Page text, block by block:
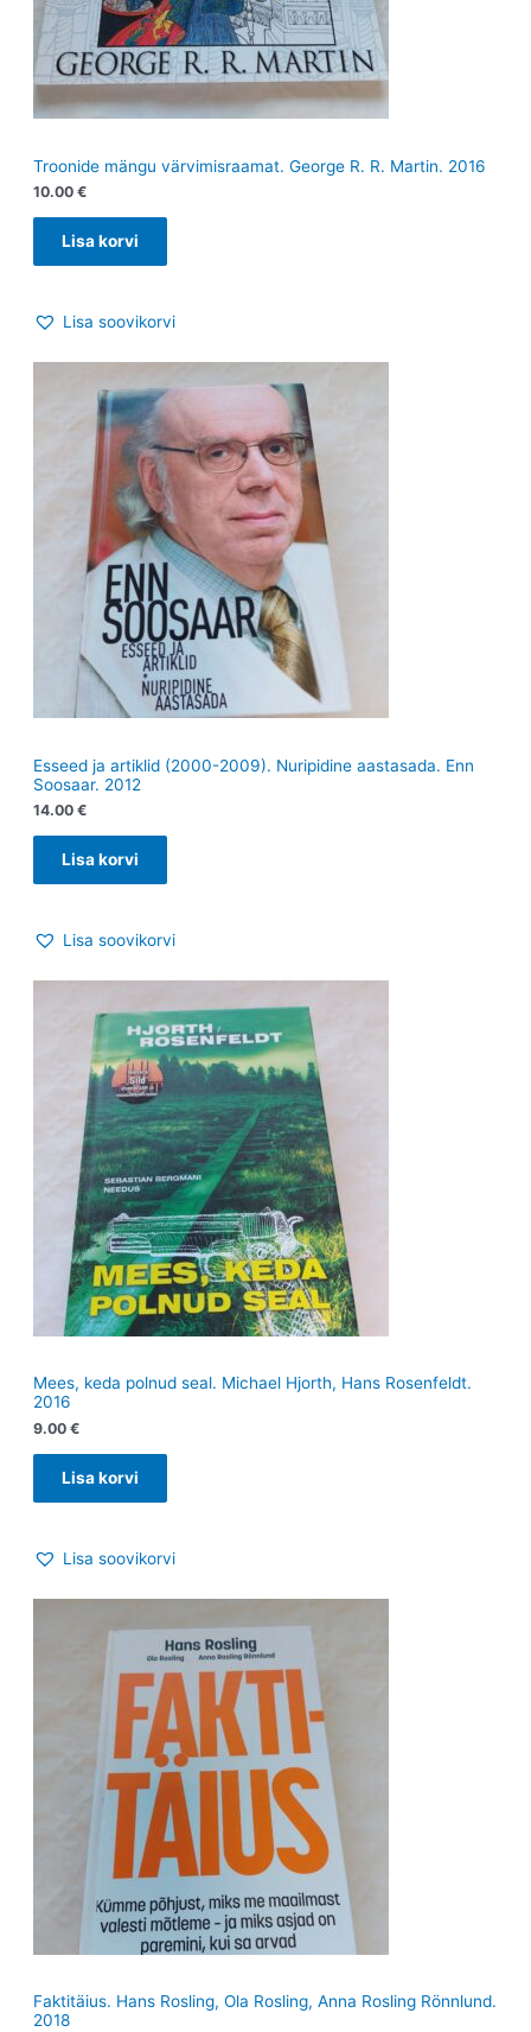
Troonide mängu värvimisraamat. George R. R. Martin. 2016
10.00 €
Lisa korvi
Lisa soovikorvi
Esseed ja artiklid (2000-2009). Nuripidine aastasada. Enn
Soosaar. 2012
14.00 €
Lisa korvi
Lisa soovikorvi
Mees, keda polnud seal. Michael Hjorth, Hans Rosenfeldt.
2016
9.00 €
Lisa korvi
Lisa soovikorvi
Faktitäius. Hans Rosling, Ola Rosling, Anna Rosling Rönnlund.
2018